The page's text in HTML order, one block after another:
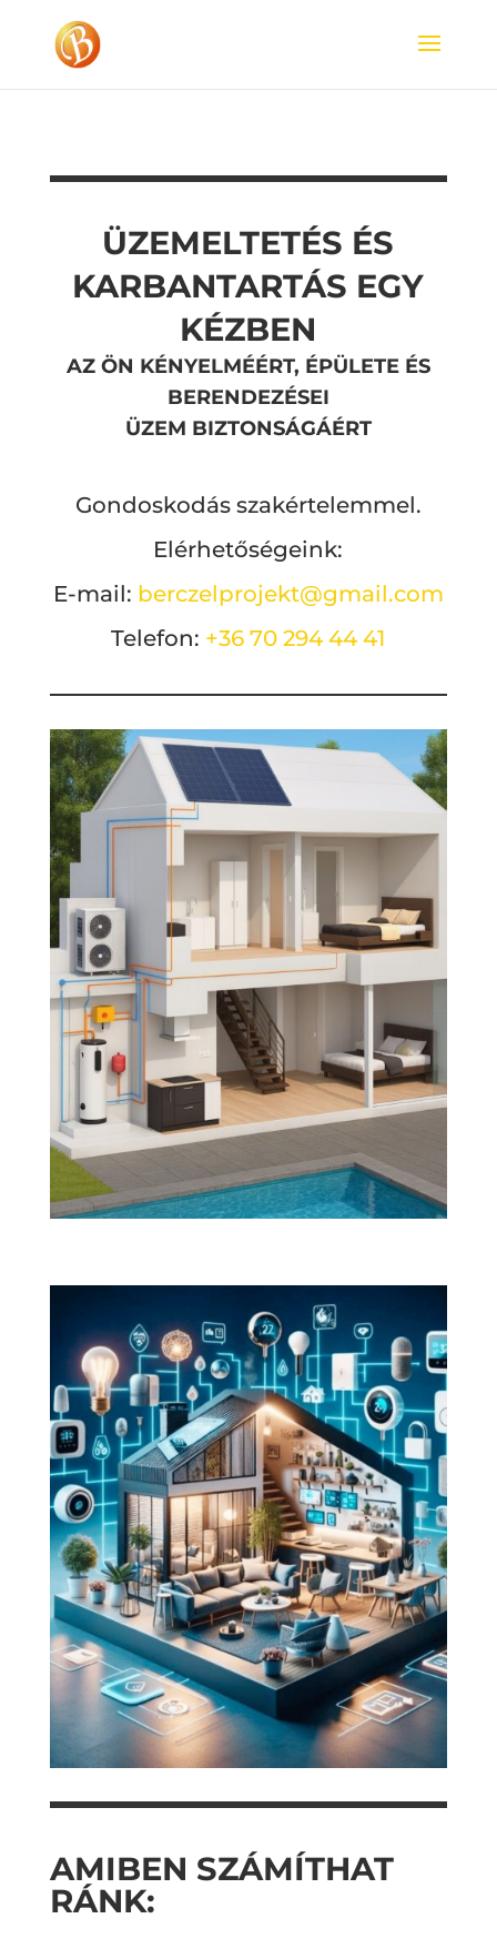
ÜZEMELTETÉS ÉS
KARBANTARTÁS EGY
KÉZBEN
AZ ÖN KÉNYELMÉÉRT, ÉPÜLETE ÉS
BERENDEZÉSEI
ÜZEM BIZTONSÁGÁÉRT
Gondoskodás szakértelemmel.
Elérhetőségeink:
E-mail: berczelprojekt@gmail.com
Telefon: +36 70 294 44 41
AMIBEN SZÁMÍTHAT
RÁNK: